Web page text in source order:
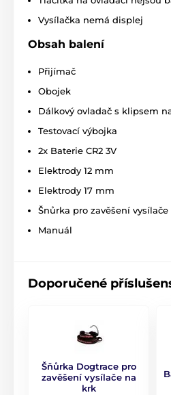
Technické specifikace se
výslovného upozornění.
Produkt je zařazen v
Výcvikové obojky 0
Elektrické
Pro malé psy
Pro 1 psa
Vysílačka nemá displej
Obsah balení
Přijímač
Obojek
Dálkový ovladač s klipsem
Testovací výbojka
2x Baterie CR2 3V
Elektrody 12 mm
Elektrody 17 mm
Šnůrka pro zavěšení
Manuál
Doporučené
Šňůrka Dogtrace pro
zavěšení vysílače na
krk